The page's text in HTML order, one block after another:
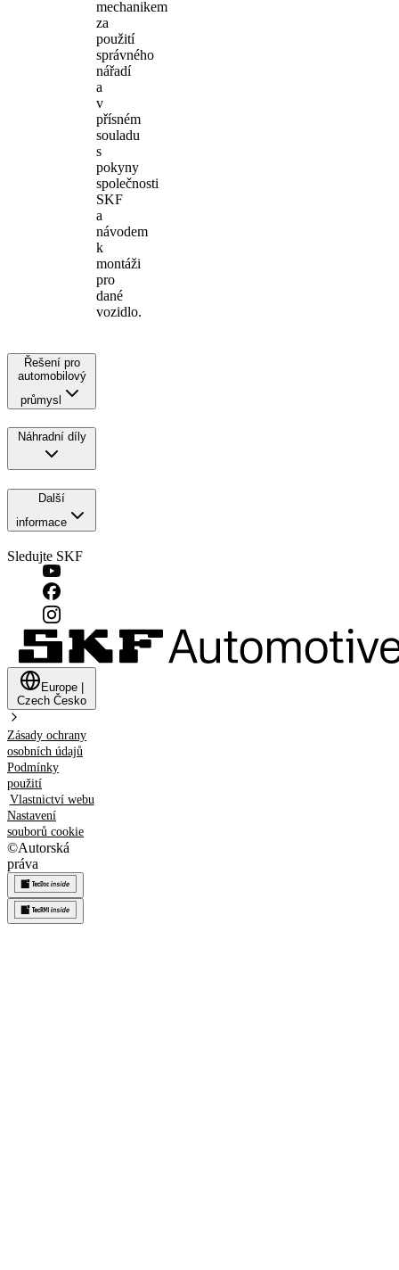
mechanikem
za
použití
správného
nářadí
a
v
přísném
souladu
s
pokyny
společnosti
SKF
a
návodem
k
montáži
pro
dané
vozidlo.
Řešení pro
automobilový
průmysl
Náhradní díly
Další
informace
Sledujte SKF
Europe
Czech Česko
Zásady ochrany
osobních údajů
Podmínky
použití
Vlastnictví webu
Nastavení
souborů cookie
©Autorská
práva